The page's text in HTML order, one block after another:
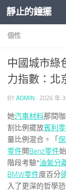
Skip to content
靜止的鐘擺
個性
中國城市綠
力指數：北
BY ADMIN · 2026 年
她汽車材料那間
割比例擺放賓利
量比例混合。「
零件開Benz零件
階段考驗*油氣分
BMW零件度百分
入了更深的哲學